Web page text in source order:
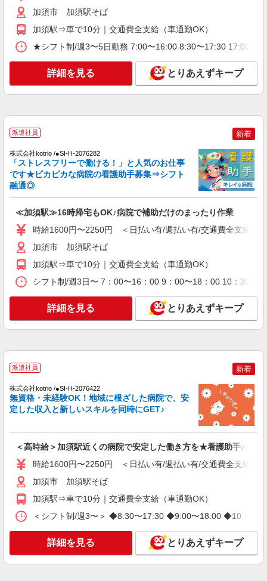
て世代から大人気♪
通費全支給(ガソリン代含む)＞
加須市 加須駅そば
キープ 詳細を見る
業所一括面談(対面) 1日：10,000円〜14,716円 ・
個別訪問(対面) 1件：4,286円〜5,239円 ・遠隔面
談 1件：1,500〜1,691円 ・電話支援 1件：
1,000円〜1,429円 ・ICTメール支援 1件：500円
します ※交通費・電話代は弊社負担。その他、支
援内容により細則あり。
【活動エリア】埼玉県加須市及びその周辺
詳細を見る
SOMPOヘルスサポート株式会社 全支援対応コース
特定保健指導（保健師・管理栄養士）
報酬：完全出来高制 報酬額（消費税抜き）：
・事業所一括面談(対面) 1日：10,000円〜14,716
円 ・個別訪問(対面) 1件：4,286円〜5,239円 ・
件：1,000円〜1,429円 ・メール支援 1件：500円
※上記金額に消費税を加えた金額をお支払いいた
【活動エリア】埼玉県加須市及びその周辺
キープ 詳細を見る
ミモザ加須
護師：1,915円〜2,030円 ・准看護師：1,725円〜
1,840円 介護業務兼務の場合、スキル手当支給：
115円 ※スキル手当は約１年固定、その後変動の
可能性あり 職務給：385円〜575円 ［別途］ ・残
業代：全額支給 ・賞与：年2回 ※業績により変
動あり
ミモザ加須 埼玉県加須市南町4-46
キープ 詳細を見る
正社員
ミモザ加須
デイサービスの看護スタッフ(日勤)
月給320,460円〜352,960円 ※資格・経験・
能力による 正看護師：352,960円〜 准看護師：
320,460円〜 ・職務給：65,000円〜97,500円 ・処
遇改善手当：17,000円 ・スキル手当：19,780円 ・
確定拠出年金：1,100円 を含む [別途] ・残業代：
全額支給※固定残業代なし ・賞与：年2回（年間
0.4〜1.2ヶ月分）※業績により変動あり ・送迎手
キープ 詳細を見る
加須市 加須駅そば
加須駅⇒車で10分｜交通費全支給（車通勤OK）
★シフト制/週3〜5日勤務 7:00〜16:00 8:30〜17:30 17:00〜
詳細を見る とりあえずキープ
派遣社員 新着
株式会社kotrio /●SI-H-2076282
「ストレスフリーで働ける！」と人気のお仕事
です★ピカピカな病院の看護助手募集⇒シフト
融通◎
≪加須駅≫16時帰宅もOK♪病院で補助だけのまったり作業
時給1600円〜2250円 ＜日払い有/週払い有/交通費全支給(ガ
加須市 加須駅そば
加須駅⇒車で10分｜交通費全支給（車通勤OK）
シフト制/週3日〜 7：00〜16：00 9：00〜18：00 10：30
詳細を見る とりあえずキープ
派遣社員 新着
株式会社kotrio /●SI-H-2076422
無資格・未経験OK！地域に根ざした病院で、安
定した収入と新しいスキルを同時にGET♪
＜高時給＞加須駅近くの病院で安定した働き方を★看護助手♪
時給1600円〜2250円 ＜日払い有/週払い有/交通費全支給(ガ
加須市 加須駅そば
加須駅⇒車で10分｜交通費全支給（車通勤OK）
＜シフト制/週3〜＞ ◆8:30〜17:30 ◆9:00〜18:00 ◆10：00
詳細を見る とりあえずキープ